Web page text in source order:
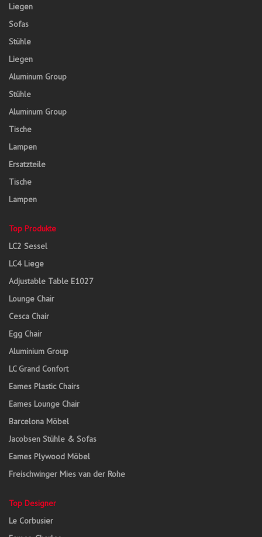
Liegen
Sofas
Stühle
Liegen
Aluminum Group
Stühle
Aluminum Group
Tische
Lampen
Ersatzteile
Tische
Lampen
Top Produkte
LC2 Sessel
LC4 Liege
Adjustable Table E1027
Lounge Chair
Cesca Chair
Egg Chair
Aluminium Group
LC Grand Confort
Eames Plastic Chairs
Eames Lounge Chair
Barcelona Möbel
Jacobsen Stühle & Sofas
Eames Plywood Möbel
Freischwinger Mies van der Rohe
Top Designer
Le Corbusier